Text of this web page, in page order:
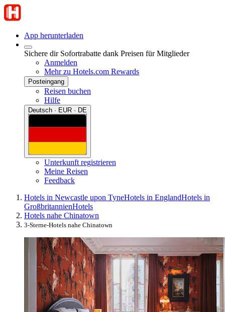
App herunterladen
Sichere dir Sofortrabatte dank Preisen für Mitglieder
Anmelden
Mehr zu Hotels.com Rewards
Posteingang
Reisen buchen
Hilfe
Deutsch · EUR · DE
Unterkunft registrieren
Meine Reisen
Feedback
Hotels in Newcastle upon TyneHotels in EnglandHotels in
GroßbritannienHotels
Hotels nahe Chinatown
3-Sterne-Hotels nahe Chinatown